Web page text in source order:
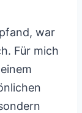
war
Für mich